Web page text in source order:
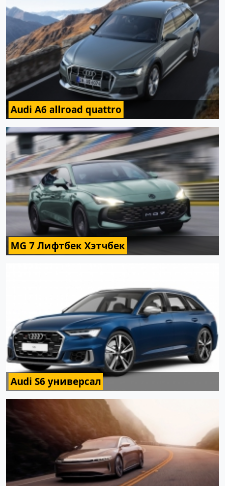
Audi A6 allroad quattro
MG 7 Лифтбек Хэтчбек
Audi S6 универсал